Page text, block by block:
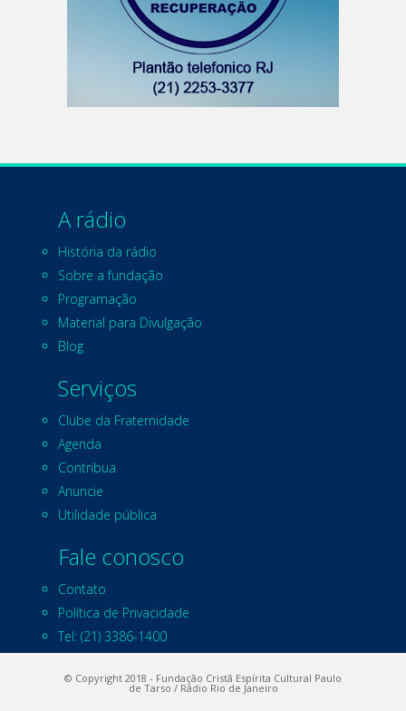
A rádio
História da rádio
Sobre a fundação
Programação
Material para Divulgação
Blog
Serviços
Clube da Fraternidade
Agenda
Contribua
Anuncie
Utilidade pública
Fale conosco
Contato
Política de Privacidade
Tel: (21) 3386-1400
© Copyright 2018 - Fundação Cristã Espírita Cultural Paulo
de Tarso / Rádio Rio de Janeiro